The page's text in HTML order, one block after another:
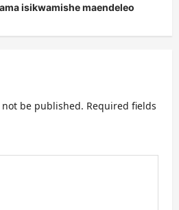
isikwamishe maendeleo
be published. Required fields